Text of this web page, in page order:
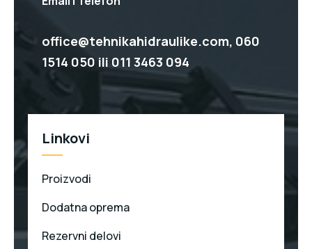
office@tehnikahidraulike.com, 060
1514 050 ili 011 3463 094
Linkovi
Proizvodi
Dodatna oprema
Rezervni delovi